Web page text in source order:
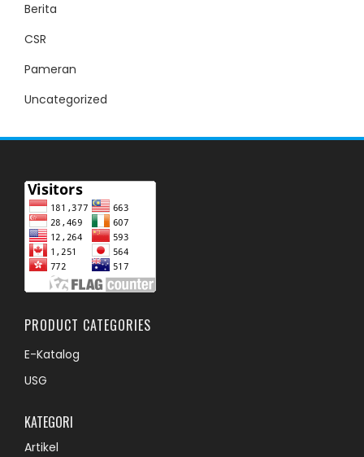
Berita
CSR
Pameran
Uncategorized
PRODUCT CATEGORIES
E-Katalog
USG
KATEGORI
Artikel